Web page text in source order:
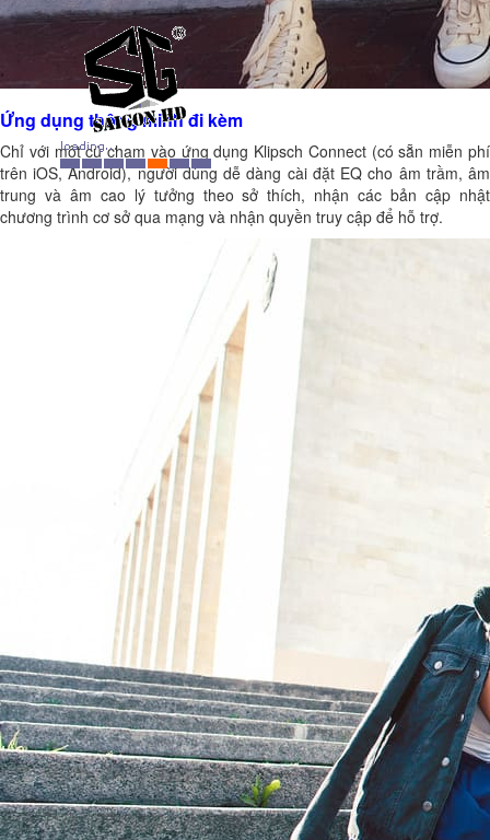
Ứng dụng thông minh đi kèm
Chỉ với một cú chạm vào ứng dụng Klipsch Connect (có sẵn miễn phí
trên iOS, Android), người dùng dễ dàng cài đặt EQ cho âm trầm, âm
trung và âm cao lý tưởng theo sở thích, nhận các bản cập nhật
chương trình cơ sở qua mạng và nhận quyền truy cập để hỗ trợ.